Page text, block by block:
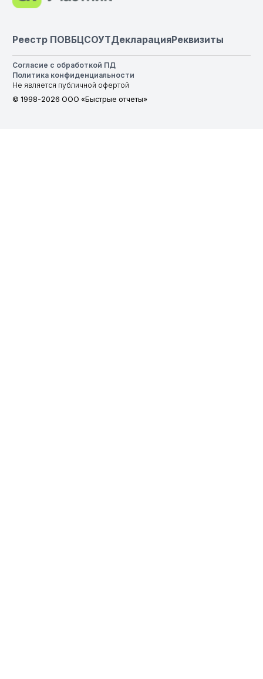
Реестр ПО ВБЦСОУТДекларацияРеквизиты
Согласие с обработкой ПД
Политика конфиденциальности
Не является публичной офертой
© 1998-2026 ООО «Быстрые отчеты»